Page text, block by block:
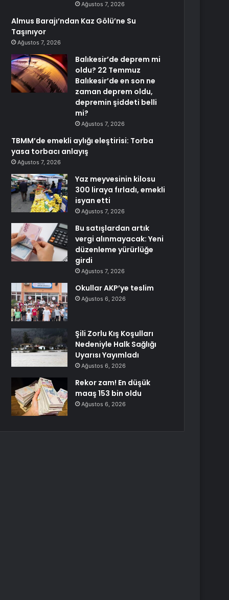
Ağustos 7, 2026
Almus Barajı’ndan Kaz Gölü’ne Su
Taşınıyor
Ağustos 7, 2026
Balıkesir’de deprem mi
oldu? 22 Temmuz
Balıkesir’de en son ne
zaman deprem oldu,
depremin şiddeti belli
mi?
Ağustos 7, 2026
TBMM’de emekli aylığı eleştirisi: Torba
yasa torbacı anlayış
Ağustos 7, 2026
Yaz meyvesinin kilosu
300 liraya fırladı, emekli
isyan etti
Ağustos 7, 2026
Bu satışlardan artık
vergi alınmayacak: Yeni
düzenleme yürürlüğe
girdi
Ağustos 7, 2026
Okullar AKP’ye teslim
Ağustos 6, 2026
Şili Zorlu Kış Koşulları
Nedeniyle Halk Sağlığı
Uyarısı Yayımladı
Ağustos 6, 2026
Rekor zam! En düşük
maaş 153 bin oldu
Ağustos 6, 2026